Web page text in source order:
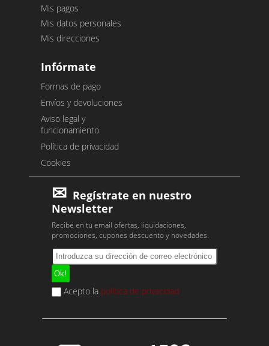
Mis pagos
Mis datos personales
Mis direcciones
Infórmate
Formas de pago
Envíos y devoluciones
Aviso legal y
funcionamiento
Política de privacidad
Cookies
Regístrate en nuestro
Newsletter
Recibe en tu email ofertas, liquidaciones,
promociones, cupones descuento y novedades.
Acepto la política de privacidad